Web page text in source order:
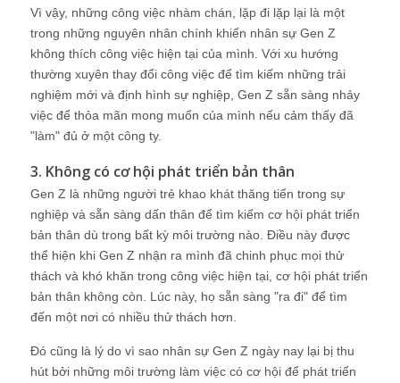
Vì vậy, những công việc nhàm chán, lặp đi lặp lại là một
trong những nguyên nhân chính khiến nhân sự Gen Z
không thích công việc hiện tại của mình. Với xu hướng
thường xuyên thay đổi công việc để tìm kiếm những trải
nghiệm mới và định hình sự nghiệp, Gen Z sẵn sàng nhảy
việc để thỏa mãn mong muốn của mình nếu cảm thấy đã
"làm" đủ ở một công ty.
3. Không có cơ hội phát triển bản thân
Gen Z là những người trẻ khao khát thăng tiến trong sự
nghiệp và sẵn sàng dấn thân để tìm kiếm cơ hội phát triển
bản thân dù trong bất kỳ môi trường nào. Điều này được
thể hiện khi Gen Z nhận ra mình đã chinh phục mọi thử
thách và khó khăn trong công việc hiện tại, cơ hội phát triển
bản thân không còn. Lúc này, họ sẵn sàng "ra đi" để tìm
đến một nơi có nhiều thử thách hơn.
Đó cũng là lý do vì sao nhân sự Gen Z ngày nay lại bị thu
hút bởi những môi trường làm việc có cơ hội để phát triển